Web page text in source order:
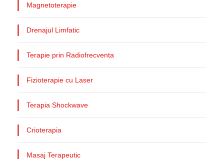
Magnetoterapie
Drenajul Limfatic
Terapie prin Radiofrecventa
Fizioterapie cu Laser
Terapia Shockwave
Crioterapia
Masaj Terapeutic